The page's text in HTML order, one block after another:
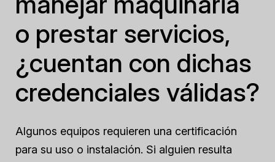
o prestar servicios,
¿cuentan con dichas
credenciales válidas?
Algunos equipos requieren una certificación
para su uso o instalación. Si alguien resulta